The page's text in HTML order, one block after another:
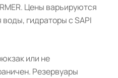
Цены варьируются
гидраторы с SAPI
или не
Резервуары